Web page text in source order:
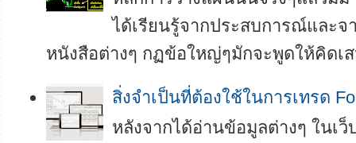
ได้เรียนรู้จากประสบการณ์และจ
หนังสือต่างๆ กฏข้อใหญ่ๆมักจะพูดให้คิดเส
สิ่งจำเป็นที่ต้องใช้ในการเทรด
หลังจากได้อ่านข้อมูลต่างๆ ในเว็